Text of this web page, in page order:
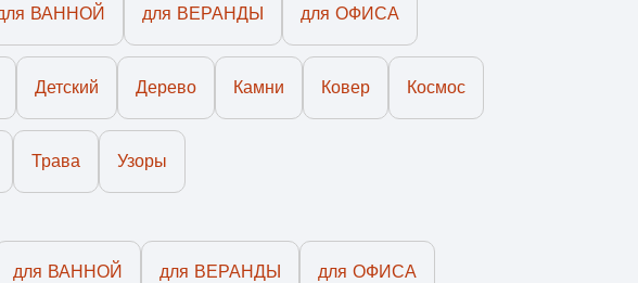
ВАННОЙ для ВЕРАНДЫ для ОФИСА
Детский Дерево Камни Ковер Космос
Трава Узоры
для ВАННОЙ для ВЕРАНДЫ для ОФИСА